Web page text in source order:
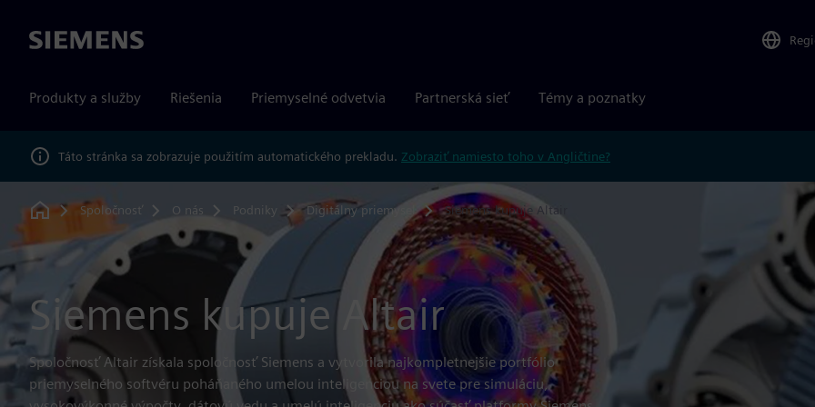
Siemens
Produkty a služby Riešenia Priemyselné odvetvia Partnerská sieť Témy a poznatky
Táto stránka sa zobrazuje použitím automatického prekladu. Zobraziť namiesto toho v Angličtine?
Home
Spoločnosť O nás Podniky Digitálny priemysel Siemens kupuje Altair
Siemens kupuje Altair
Spoločnosť Altair získala spoločnosť Siemens a vytvorila najkompletnejšie portfólio
priemyselného softvéru poháňaného umelou inteligenciou na svete pre simuláciu,